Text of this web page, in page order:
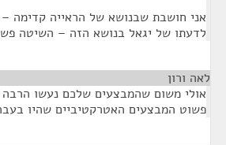
אני חושבת שבנושא של הראייה קדימה
לדעתו של יגאל בנושא הזה – השיטה
לאה ורון
אולי משום שהמבצעים שלכם נעשו הרבה
פשוט המבצעים האטרקטיביים שהיו